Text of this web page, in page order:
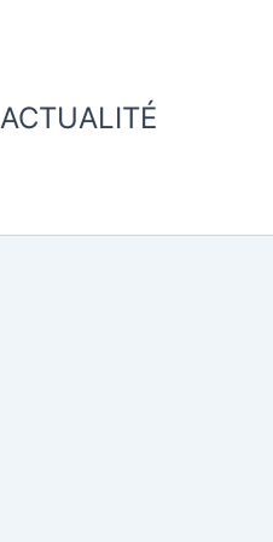
ACTUALITÉ